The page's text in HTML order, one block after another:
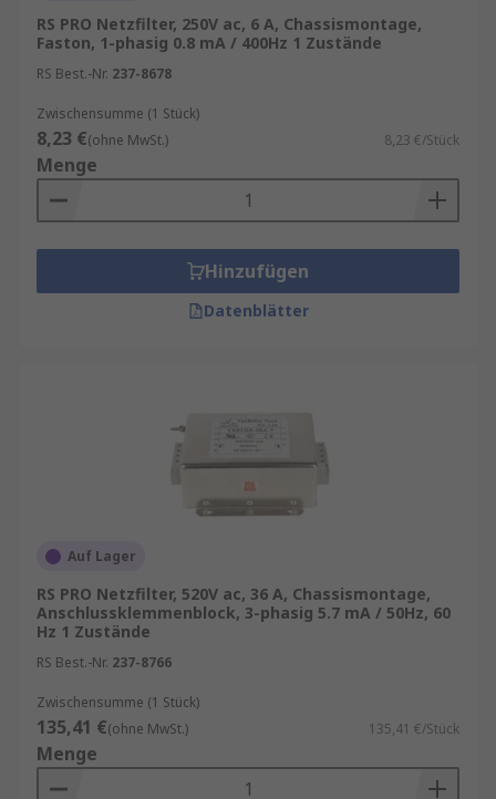
RS PRO Netzfilter, 250V ac, 6 A, Chassismontage,
Faston, 1-phasig 0.8 mA / 400Hz 1 Zustände
RS Best.-Nr. 237-8678
Zwischensumme (1 Stück)
8,23 €(ohne MwSt.) 8,23 €/Stück
Menge
Hinzufügen
Datenblätter
Auf Lager
RS PRO Netzfilter, 520V ac, 36 A, Chassismontage,
Anschlussklemmenblock, 3-phasig 5.7 mA / 50Hz, 60
Hz 1 Zustände
RS Best.-Nr. 237-8766
Zwischensumme (1 Stück)
135,41 €(ohne MwSt.) 135,41 €/Stück
Menge